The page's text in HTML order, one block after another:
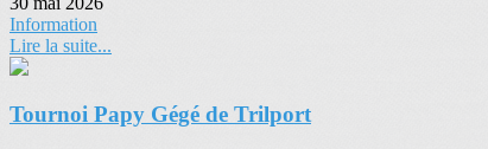
Information
Lire la suite...
Tournoi Papy Gégé de Trilport